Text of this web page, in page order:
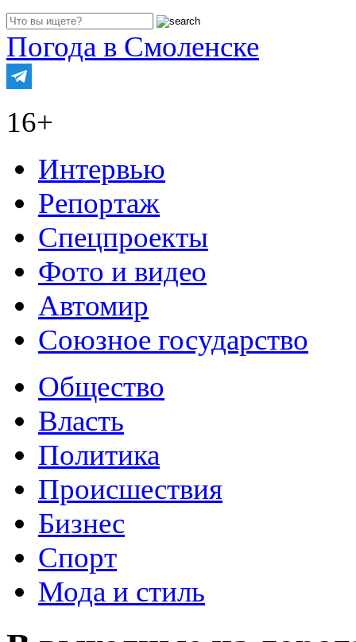
Погода в Смоленске
16+
Интервью
Репортаж
Спецпроекты
Фото и видео
Автомир
Союзное государство
Общество
Власть
Политика
Происшествия
Бизнес
Спорт
Мода и стиль